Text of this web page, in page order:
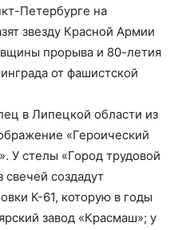
Петербурге на
звезду Красной Армии
прорыва и 80-летия
от фашистской
в Липецкой области из
«Героический
У стелы «Город трудовой
свечей создадут
К-61, которую в годы
завод «Красмаш»; у